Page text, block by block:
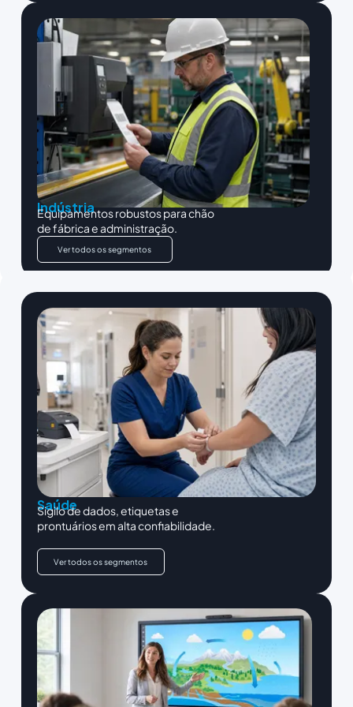
Indústria
Equipamentos robustos para chão
de fábrica e administração.
Ver todos os segmentos
Saúde
Sigilo de dados, etiquetas e
prontuários em alta confiabilidade.
Ver todos os segmentos